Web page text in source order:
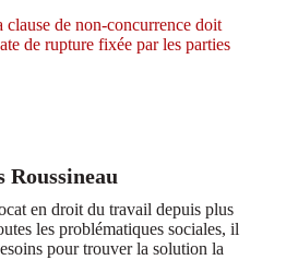
de non-concurrence doit
de rupture fixée par les parties
Roussineau
en droit du travail depuis plus
les problématiques sociales, il
pour trouver la solution la